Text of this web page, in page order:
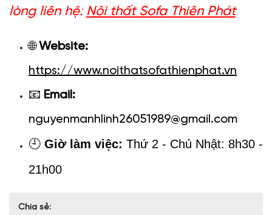
lòng liên hệ: Nội thất Sofa Thiên Phát
🌐 Website:
https://www.noithatsofathienphat.vn
📧 Email:
nguyenmanhlinh26051989@gmail.com
🕘 Giờ làm việc: Thứ 2 - Chủ Nhật: 8h30 -
21h00
Chia sẻ: